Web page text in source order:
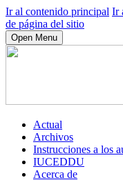
Ir al contenido principal Ir
de página del sitio
Open Menu
Actual
Archivos
Instrucciones a los
IUCEDDU
Acerca de